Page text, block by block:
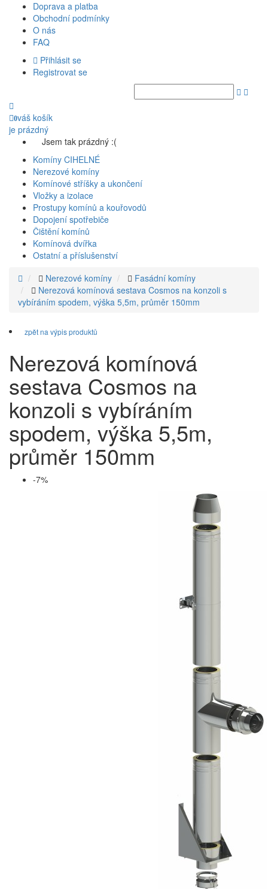
Doprava a platba
Obchodní podmínky
O nás
FAQ
Přihlásit se
Registrovat se
0váš košík
je prázdný
Jsem tak prázdný :(
Komíny CIHELNÉ
Nerezové komíny
Komínové stříšky a ukončení
Vložky a izolace
Prostupy komínů a kouřovodů
Dopojení spotřebiče
Čištění komínů
Komínová dvířka
Ostatní a příslušenství
Nerezové komíny
Fasádní komíny
Nerezová komínová sestava Cosmos na konzoli s
vybíráním spodem, výška 5,5m, průměr 150mm
zpět na výpis produktů
Nerezová komínová
sestava Cosmos na
konzoli s vybíráním
spodem, výška 5,5m,
průměr 150mm
-7%